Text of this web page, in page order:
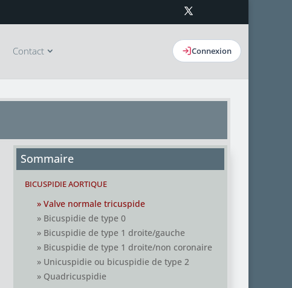
Contact Connexion
Sommaire
BICUSPIDIE AORTIQUE
» Valve normale tricuspide
» Bicuspidie de type 0
» Bicuspidie de type 1 droite/gauche
» Bicuspidie de type 1 droite/non coronaire
» Unicuspidie ou bicuspidie de type 2
» Quadricuspidie